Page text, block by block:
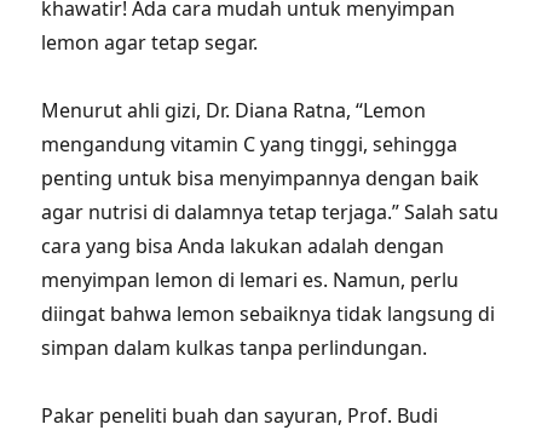
khawatir! Ada cara mudah untuk menyimpan
lemon agar tetap segar.
Menurut ahli gizi, Dr. Diana Ratna, “Lemon
mengandung vitamin C yang tinggi, sehingga
penting untuk bisa menyimpannya dengan baik
agar nutrisi di dalamnya tetap terjaga.” Salah satu
cara yang bisa Anda lakukan adalah dengan
menyimpan lemon di lemari es. Namun, perlu
diingat bahwa lemon sebaiknya tidak langsung di
simpan dalam kulkas tanpa perlindungan.
Pakar peneliti buah dan sayuran, Prof. Budi